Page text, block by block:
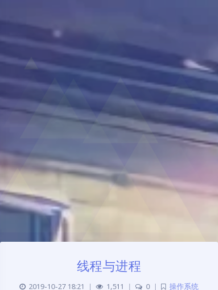
线程与进程
2019-10-27 18:21 | 1,511 | 0 | 操作系统